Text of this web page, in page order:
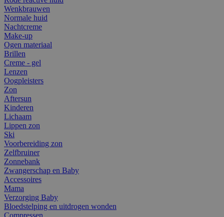
Wenkbrauwen
Normale huid
Nachtcreme
Make-up
Ogen materiaal
Brillen
Creme - gel
Lenzen
Oogpleisters
Zon
Aftersun
Kinderen
Lichaam
Lippen zon
Ski
Voorbereiding zon
Zelfbruiner
Zonnebank
Zwangerschap en Baby
Accessoires
Mama
Verzorging Baby
Bloedstelping en uitdrogen wonden
Compressen